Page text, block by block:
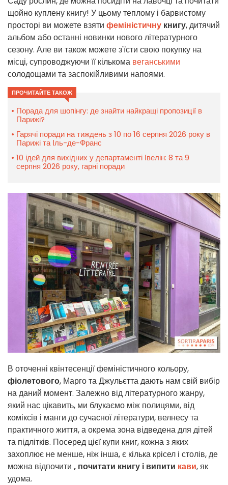
щойно куплену книгу! У цьому теплому і барвистому
просторі ви можете взяти феміністичну книгу, дитячий
альбом або останні новинки нового літературного
сезону. Але ви також можете з'їсти свою покупку на
місці, супроводжуючи її кількома веганськими
солодощами та заспокійливими напоями.
ПРОЧИТАЙТЕ ТАКОЖ
Порада для шопінгу: де знайти найкращі пропозиції в
Парижі?
Гарячі поради на тиждень з 10 по 16 серпня 2026 року в
Парижі та Іль-де-Франс
10 ідей для вихідних у департаменті Івелін: 8 та 9
серпня 2026 року, гарні поради
В оточенні квінтесенції феміністичного кольору,
фіолетового, Марго та Джульєтта дають нам свій вибір
на даний момент. Залежно від літературного жанру,
який нас цікавить, ми блукаємо між полицями, від
коміксів і манги до сучасної літератури, велнесу та
практичного життя, а окрема зона відведена для дітей
та підлітків. Посеред цієї купи книг, кожна з яких
захоплює не менше, ніж інша, є кілька крісел і столів, де
можна відпочити , почитати книгу і випити кави, як
удома.